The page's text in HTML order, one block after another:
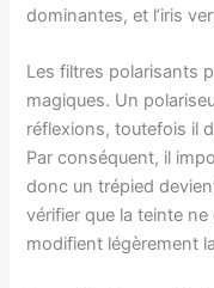
dominantes, et l’iris
Les filtres polarisants
magiques. Un
réflexions, toutefois il
Par conséquent, il
donc un trépied
vérifier que la teinte
modifient légèrement